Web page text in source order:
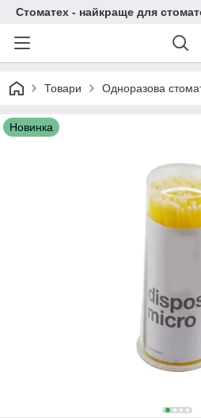
Стоматех - найкраще для
Товари Одноразова
Новинка